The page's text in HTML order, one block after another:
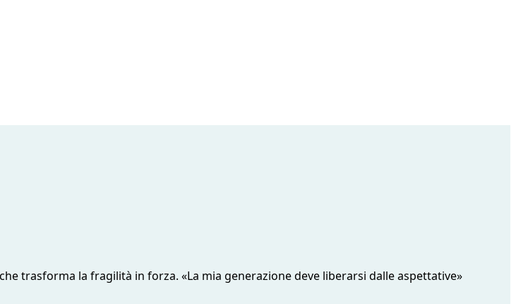
trasforma la fragilità in forza. «La mia generazione deve liberarsi dalle aspettative»